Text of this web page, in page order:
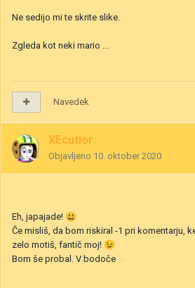
Ne sedijo mi te skrite slike.
Zgleda kot neki mario ...
Navedek
XEcutIor
Objavljeno 10. oktober 2020
Eh, japajade! 😃
Če misliš, da bom riskiral -1 pri komentarju,
zelo motiš, fantič moj! 😉
Bom še probal. V bodoče